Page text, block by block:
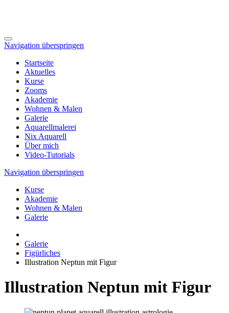
Navigation überspringen
Startseite
Aktuelles
Kurse
Zooms
Akademie
Wohnen & Malen
Galerie
Aquarellmalerei
Nix Aquarell
Über mich
Video-Tutorials
Navigation überspringen
Kurse
Akademie
Wohnen & Malen
Galerie
Galerie
Figürliches
Illustration Neptun mit Figur
Illustration Neptun mit Figur